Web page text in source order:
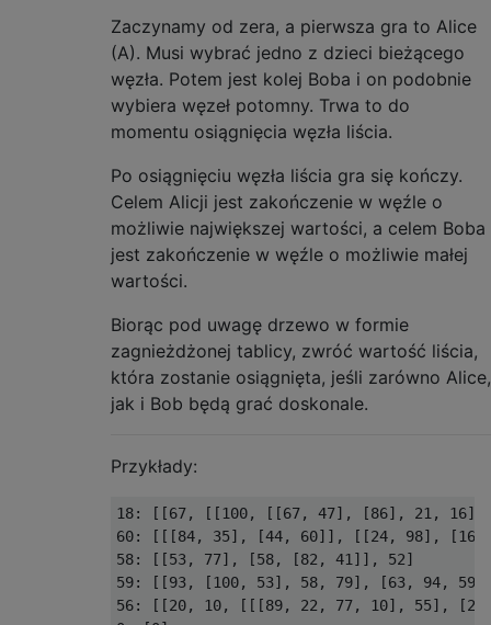
Zaczynamy od zera, a pierwsza gra to Alice
(A). Musi wybrać jedno z dzieci bieżącego
węzła. Potem jest kolej Boba i on podobnie
wybiera węzeł potomny. Trwa to do
momentu osiągnięcia węzła liścia.
Po osiągnięciu węzła liścia gra się kończy.
Celem Alicji jest zakończenie w węźle o
możliwie największej wartości, a celem Boba
jest zakończenie w węźle o możliwie małej
wartości.
Biorąc pod uwagę drzewo w formie
zagnieżdżonej tablicy, zwróć wartość liścia,
która zostanie osiągnięta, jeśli zarówno Alice,
jak i Bob będą grać doskonale.
Przykłady:
18: [[67, [[100, [[67, 47], [86], 21,
60: [[[84, 35], [44, 60]], [[24, 98], [16,
58: [[53, 77], [58, [82, 41]], 52]
59: [[93, [100, 53], 58, 79], [63, 94,
56: [[20, 10, [[[89, 22, 77, 10], 55],